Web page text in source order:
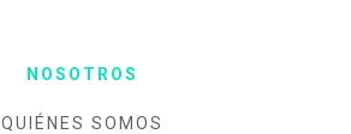
NOSOTROS
QUIÉNES SOMOS